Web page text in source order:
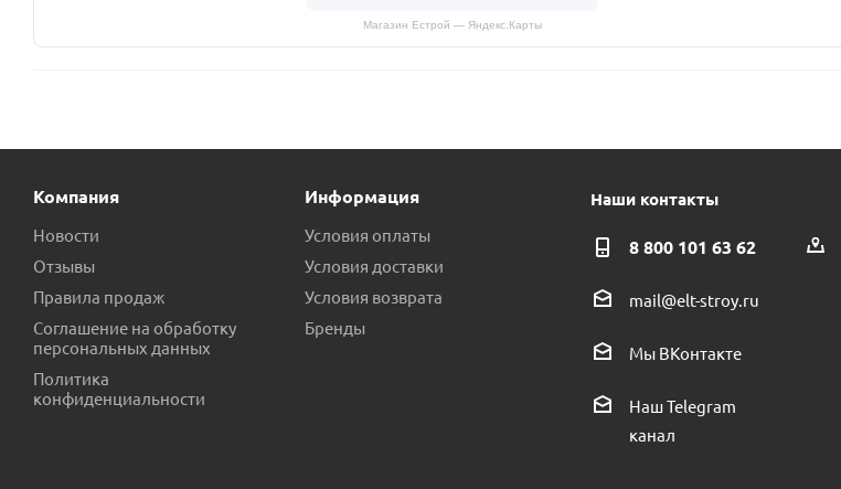
Магазин Естрой — Яндекс.Карты
Компания
Новости
Отзывы
Правила продаж
Соглашение на обработку
персональных данных
Политика
конфиденциальности
Информация
Условия оплаты
Условия доставки
Условия возврата
Бренды
Наши контакты
8 800 101 63 62
mail@elt-stroy.ru
Мы ВКонтакте
Наш Telegram
канал